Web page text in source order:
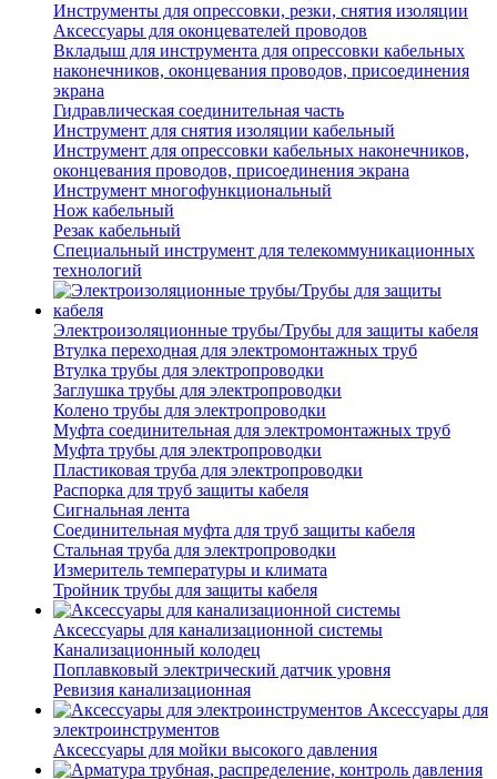
Инструменты для опрессовки, резки, снятия изоляции
Аксессуары для оконцевателей проводов
Вкладыш для инструмента для опрессовки кабельных
наконечников, оконцевания проводов, присоединения
экрана
Гидравлическая соединительная часть
Инструмент для снятия изоляции кабельный
Инструмент для опрессовки кабельных наконечников,
оконцевания проводов, присоединения экрана
Инструмент многофункциональный
Нож кабельный
Резак кабельный
Специальный инструмент для телекоммуникационных
технологий
Электроизоляционные трубы/Трубы для защиты кабеля
Втулка переходная для электромонтажных труб
Втулка трубы для электропроводки
Заглушка трубы для электропроводки
Колено трубы для электропроводки
Муфта соединительная для электромонтажных труб
Муфта трубы для электропроводки
Пластиковая труба для электропроводки
Распорка для труб защиты кабеля
Сигнальная лента
Соединительная муфта для труб защиты кабеля
Стальная труба для электропроводки
Измеритель температуры и климата
Тройник трубы для защиты кабеля
Аксессуары для канализационной системы
Канализационный колодец
Поплавковый электрический датчик уровня
Ревизия канализационная
Аксессуары для
электроинструментов
Аксессуары для мойки высокого давления